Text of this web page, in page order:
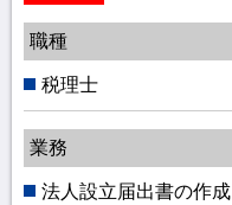
職種
税理士
業務
法人設立届出書の作成